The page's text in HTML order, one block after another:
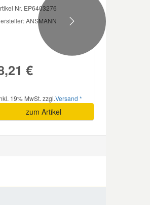
Nr. EP6403276
: ANSMANN
€
19% MwSt. zzgl.Versand *
zum Artikel
Next